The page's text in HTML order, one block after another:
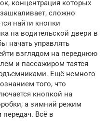
концентрация которых
сложно
найти кнопки
на водительской двери в
начать управлять
взглядом на переднюю
и пассажиром таятся
Ещё немного
того, что
кнопкой на
а зимний режим
передач. Всё в